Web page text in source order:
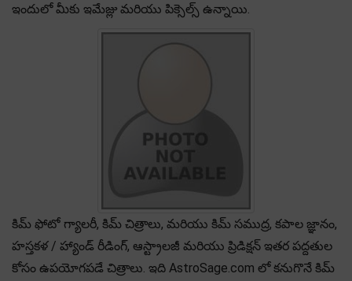
ఇందులో మీకు ఇమేజ్లు మరియు పిక్సెల్స్ ఉన్నాయి.
కిమ్ ఫోటో గ్యాలరీ, కిమ్ చిత్రాలు, మరియు కిమ్ సముద్ర, కపాల జ్ఞానం,
హస్తకళ / హ్యాండ్ రీడింగ్, ఆస్ట్రాలజీ మరియు ప్రిడిక్షన్ ఇతర పద్దతుల
కోసం ఉపయోగపడే చిత్రాలు. ఇది AstroSage.com లో కనుగొనే కిమ్